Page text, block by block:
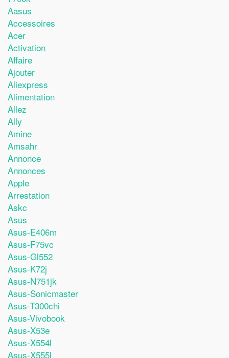
Aasus
Accessoires
Acer
Activation
Affaire
Ajouter
Aliexpress
Alimentation
Allez
Ally
Amine
Amsahr
Annonce
Annonces
Apple
Arrestation
Askc
Asus
Asus-E406m
Asus-F75vc
Asus-Gl552
Asus-K72j
Asus-N751jk
Asus-Sonicmaster
Asus-T300chi
Asus-Vivobook
Asus-X53e
Asus-X554l
Asus-X555l